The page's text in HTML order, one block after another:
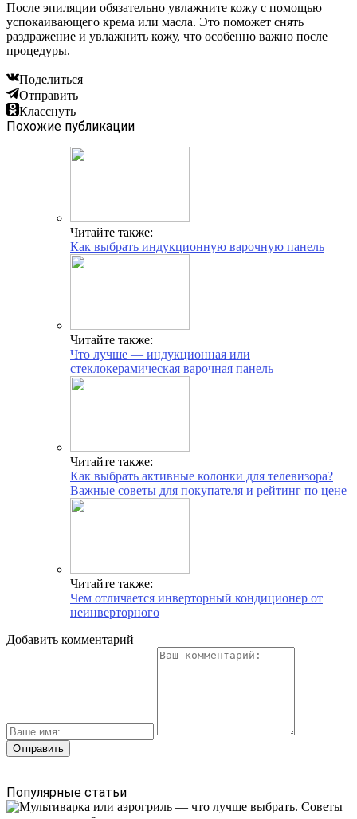
После эпиляции обязательно увлажните кожу с помощью
успокаивающего крема или масла. Это поможет снять
раздражение и увлажнить кожу, что особенно важно после
процедуры.
Поделиться
Отправить
Класснуть
Похожие публикации
Читайте также:
Как выбрать индукционную варочную панель
Читайте также:
Что лучше — индукционная или
стеклокерамическая варочная панель
Читайте также:
Как выбрать активные колонки для телевизора?
Важные советы для покупателя и рейтинг по цене
Читайте также:
Чем отличается инверторный кондиционер от
неинверторного
Добавить комментарий
Популярные статьи